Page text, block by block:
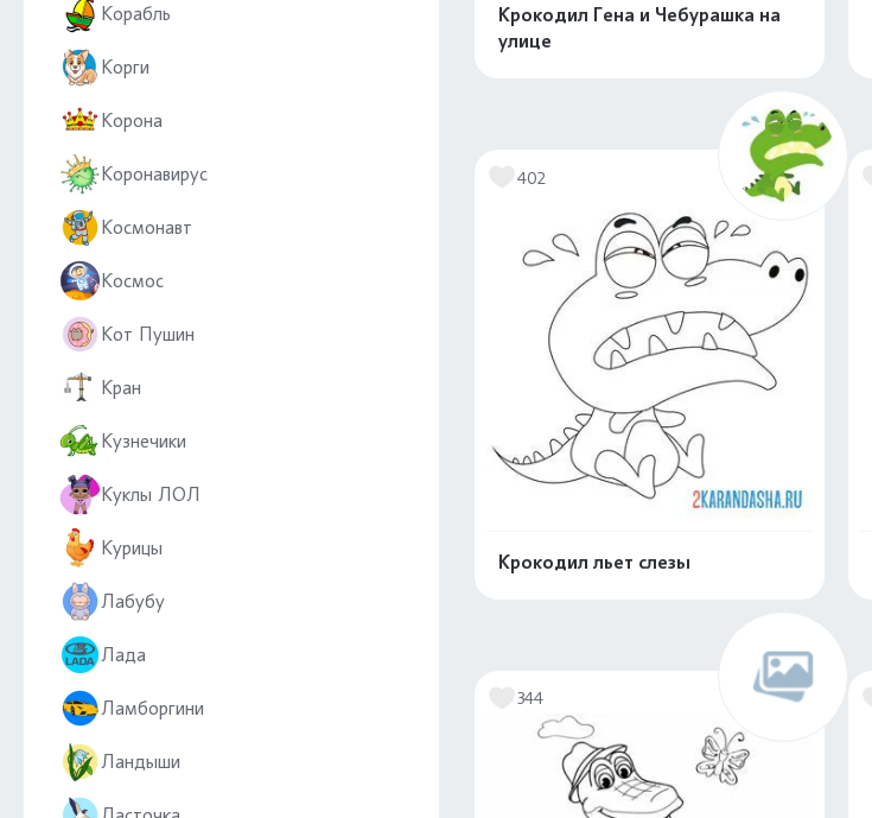
Корабль
Корги
Корона
Коронавирус
Космонавт
Космос
Кот Пушин
Кран
Кузнечики
Куклы ЛОЛ
Курицы
Лабубу
Лада
Ламборгини
Ландыши
Крокодил Гена и Чебурашка на
улице
Распечатать и скачать
402
Крокодил льет слезы
344